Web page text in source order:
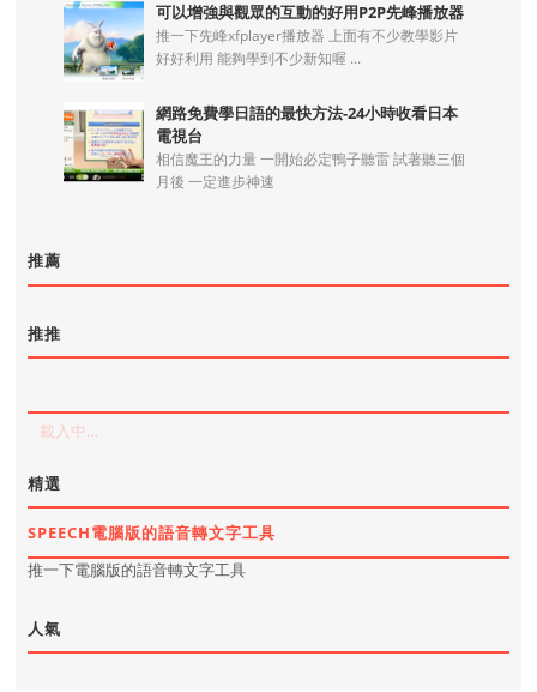
可以增強與觀眾的互動的好用P2P先峰播放器
推一下先峰xfplayer播放器 上面有不少教學影片
好好利用 能夠學到不少新知喔 ...
網路免費學日語的最快方法-24小時收看日本
電視台
相信魔王的力量 一開始必定鴨子聽雷 試著聽三個
月後 一定進步神速
推薦
推推
載入中…
精選
SPEECH電腦版的語音轉文字工具
推一下電腦版的語音轉文字工具
人氣